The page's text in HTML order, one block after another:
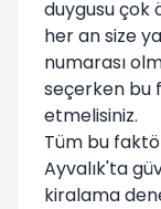
duygusu çok
her an size
numarası
seçerken bu
etmelisiniz.
Tüm bu
Ayvalık'ta
kiralama